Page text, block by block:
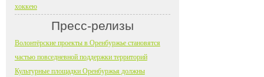
хоккею
Пресс-релизы
Волонтёрские проекты в Оренбуржье становятся
частью повседневной поддержки территорий
Культурные площадки Оренбуржья должны